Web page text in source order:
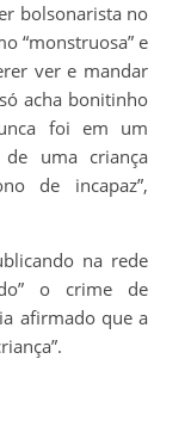
bolsonarista no
“monstruosa” e
ver e mandar
acha bonitinho
foi em um
uma criança
de incapaz”,
na rede
o crime de
afirmado que a